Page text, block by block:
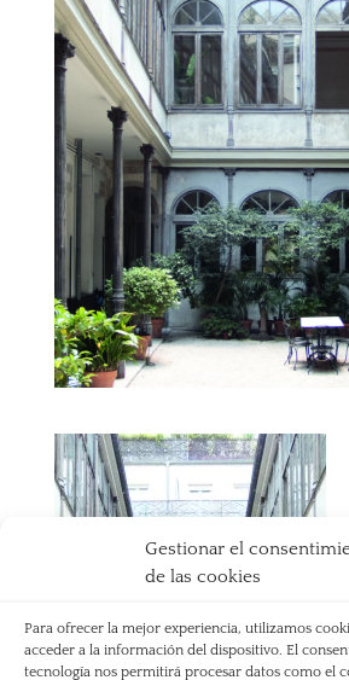
Gestionar el
de las cookies
Para ofrecer la mejor experiencia, utilizamos
acceder a la información del dispositivo. El
tecnología nos permitirá procesar datos como el